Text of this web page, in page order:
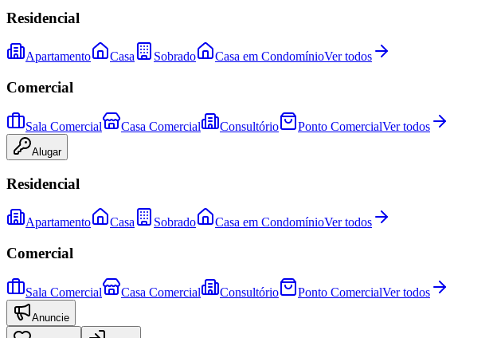
Residencial
Apartamento Casa Sobrado Casa em CondomínioVer todos
Comercial
Sala Comercial Casa Comercial Consultório Ponto ComercialVer todos
Alugar
Residencial
Apartamento Casa Sobrado Casa em CondomínioVer todos
Comercial
Sala Comercial Casa Comercial Consultório Ponto ComercialVer todos
Anuncie